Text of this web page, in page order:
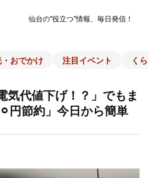
仙台の"役立つ"情報、毎日発信！
おでかけ 注目イベント く
気代値下げ！？」でもま
円節約」今日から簡単